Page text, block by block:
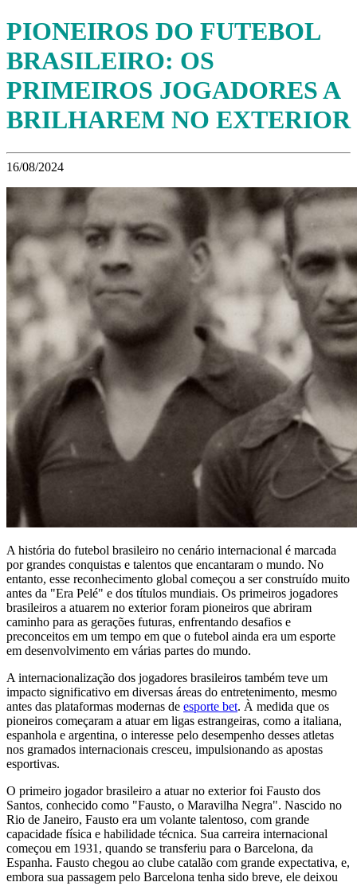
PIONEIROS DO FUTEBOL
BRASILEIRO: OS
PRIMEIROS JOGADORES A
BRILHAREM NO EXTERIOR
16/08/2024
A história do futebol brasileiro no cenário internacional é marcada
por grandes conquistas e talentos que encantaram o mundo. No
entanto, esse reconhecimento global começou a ser construído muito
antes da "Era Pelé" e dos títulos mundiais. Os primeiros jogadores
brasileiros a atuarem no exterior foram pioneiros que abriram
caminho para as gerações futuras, enfrentando desafios e
preconceitos em um tempo em que o futebol ainda era um esporte
em desenvolvimento em várias partes do mundo.
A internacionalização dos jogadores brasileiros também teve um
impacto significativo em diversas áreas do entretenimento, mesmo
antes das plataformas modernas de esporte bet. À medida que os
pioneiros começaram a atuar em ligas estrangeiras, como a italiana,
espanhola e argentina, o interesse pelo desempenho desses atletas
nos gramados internacionais cresceu, impulsionando as apostas
esportivas.
O primeiro jogador brasileiro a atuar no exterior foi Fausto dos
Santos, conhecido como "Fausto, o Maravilha Negra". Nascido no
Rio de Janeiro, Fausto era um volante talentoso, com grande
capacidade física e habilidade técnica. Sua carreira internacional
começou em 1931, quando se transferiu para o Barcelona, da
Espanha. Fausto chegou ao clube catalão com grande expectativa, e,
embora sua passagem pelo Barcelona tenha sido breve, ele deixou